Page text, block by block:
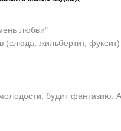
любви"
жильбертит, фуксит)
будит фантазию. А